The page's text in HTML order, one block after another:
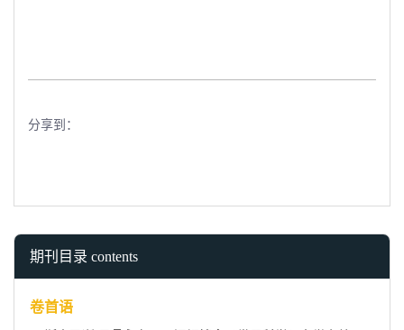
分享到：
期刊目录 contents
卷首语